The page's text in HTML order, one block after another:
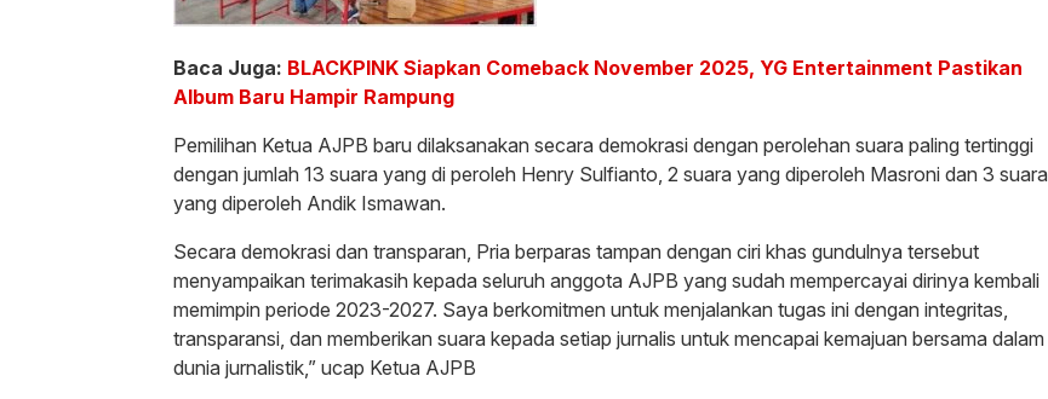
Baca Juga: BLACKPINK Siapkan Comeback November 2025, YG Entertainment Pastikan
Album Baru Hampir Rampung
Pemilihan Ketua AJPB baru dilaksanakan secara demokrasi dengan perolehan suara paling tertinggi
dengan jumlah 13 suara yang di peroleh Henry Sulfianto, 2 suara yang diperoleh Masroni dan 3 suara
yang diperoleh Andik Ismawan.
Secara demokrasi dan transparan, Pria berparas tampan dengan ciri khas gundulnya tersebut
menyampaikan terimakasih kepada seluruh anggota AJPB yang sudah mempercayai dirinya kembali
memimpin periode 2023-2027. Saya berkomitmen untuk menjalankan tugas ini dengan integritas,
transparansi, dan memberikan suara kepada setiap jurnalis untuk mencapai kemajuan bersama dalam
dunia jurnalistik,” ucap Ketua AJPB